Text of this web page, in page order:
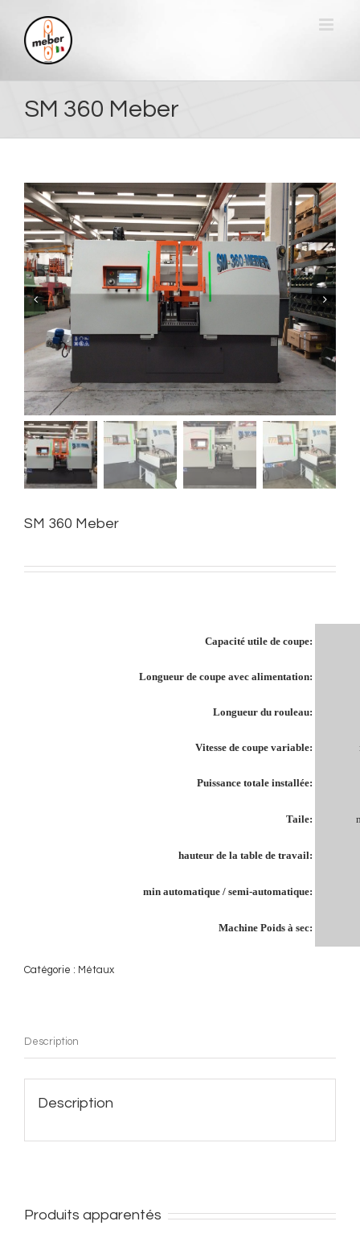
content
SM 360 Meber
 
SM 360 Meber
Capacité utile de coupe:
Longueur de coupe avec alimentation:
Longueur du rouleau:
Vitesse de coupe variable:
Puissance totale installée:
Taile:
hauteur de la table de travail:
min automatique / semi-automatique:
Machine Poids à sec:
Catégorie : Métaux
Description
Description
Produits apparentés